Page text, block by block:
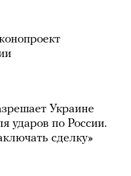
Украине
ударов по России.
сделку»